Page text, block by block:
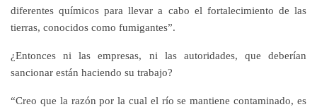
diferentes químicos para llevar a cabo el fortalecimiento de las
tierras, conocidos como fumigantes”.
¿Entonces ni las empresas, ni las autoridades, que deberían
sancionar están haciendo su trabajo?
“Creo que la razón por la cual el río se mantiene contaminado, es